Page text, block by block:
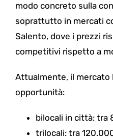
modo concreto sulla
soprattutto in mercati
Salento, dove i prezzi
competitivi rispetto a
Attualmente, il mercato
opportunità:
bilocali in città: tra
trilocali: tra